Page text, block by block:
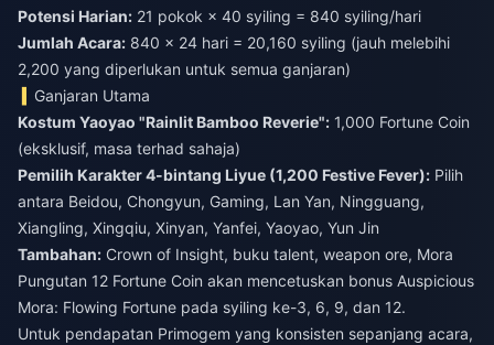
Potensi Harian: 21 pokok × 40 syiling = 840 syiling/hari
Jumlah Acara: 840 × 24 hari = 20,160 syiling (jauh melebihi
2,200 yang diperlukan untuk semua ganjaran)
Ganjaran Utama
Kostum Yaoyao "Rainlit Bamboo Reverie": 1,000 Fortune Coin
(eksklusif, masa terhad sahaja)
Pemilih Karakter 4-bintang Liyue (1,200 Festive Fever): Pilih
antara Beidou, Chongyun, Gaming, Lan Yan, Ningguang,
Xiangling, Xingqiu, Xinyan, Yanfei, Yaoyao, Yun Jin
Tambahan: Crown of Insight, buku talent, weapon ore, Mora
Pungutan 12 Fortune Coin akan mencetuskan bonus Auspicious
Mora: Flowing Fortune pada syiling ke-3, 6, 9, dan 12.
Untuk pendapatan Primogem yang konsisten sepanjang acara,